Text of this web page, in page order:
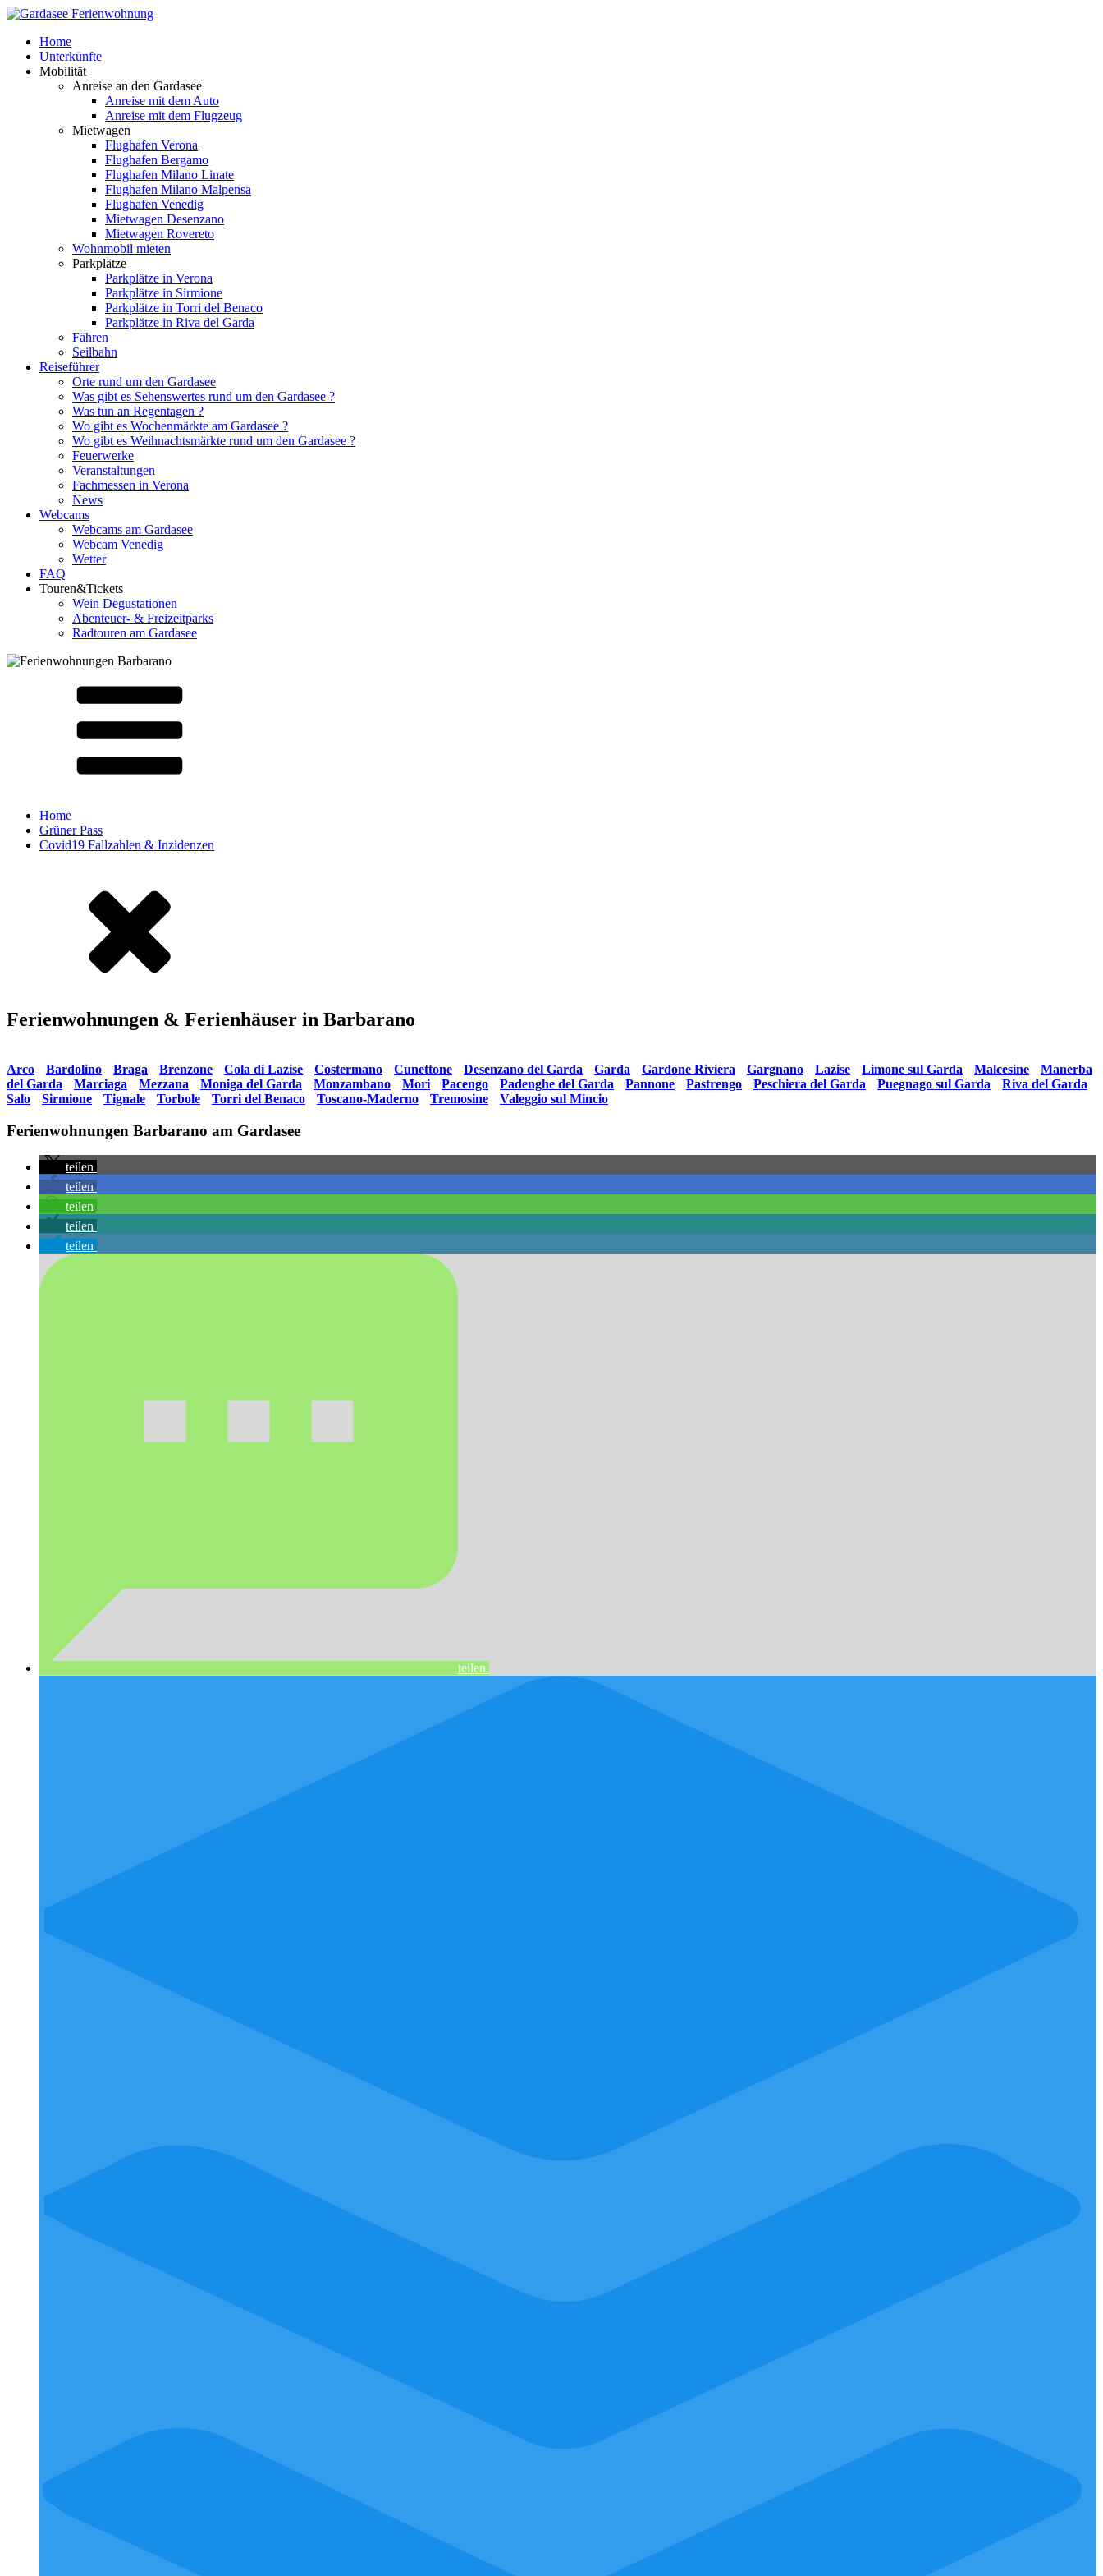
Home
Unterkünfte
Mobilität
Anreise an den Gardasee
Anreise mit dem Auto
Anreise mit dem Flugzeug
Mietwagen
Flughafen Verona
Flughafen Bergamo
Flughafen Milano Linate
Flughafen Milano Malpensa
Flughafen Venedig
Mietwagen Desenzano
Mietwagen Rovereto
Wohnmobil mieten
Parkplätze
Parkplätze in Verona
Parkplätze in Sirmione
Parkplätze in Torri del Benaco
Parkplätze in Riva del Garda
Fähren
Seilbahn
Reiseführer
Orte rund um den Gardasee
Was gibt es Sehenswertes rund um den Gardasee ?
Was tun an Regentagen ?
Wo gibt es Wochenmärkte am Gardasee ?
Wo gibt es Weihnachtsmärkte rund um den Gardasee ?
Feuerwerke
Veranstaltungen
Fachmessen in Verona
News
Webcams
Webcams am Gardasee
Webcam Venedig
Wetter
FAQ
Touren&Tickets
Wein Degustationen
Abenteuer- & Freizeitparks
Radtouren am Gardasee
Home
Grüner Pass
Covid19 Fallzahlen & Inzidenzen
Ferienwohnungen & Ferienhäuser in Barbarano
Arco
Bardolino Braga Brenzone Cola di Lazise Costermano Cunettone Desenzano del Garda Garda Gardone Riviera Gargnano Lazise Limone sul Garda Malcesine
Manerba
del Garda
Marciaga Mezzana Moniga del Garda Monzambano Mori Pacengo Padenghe del Garda Pannone Pastrengo Peschiera del Garda Puegnago sul Garda Riva del Garda
Salo
Sirmione Tignale Torbole Torri del Benaco Toscano-Maderno Tremosine Valeggio sul Mincio
Ferienwohnungen Barbarano am Gardasee
teilen
teilen
teilen
teilen
teilen
teilen